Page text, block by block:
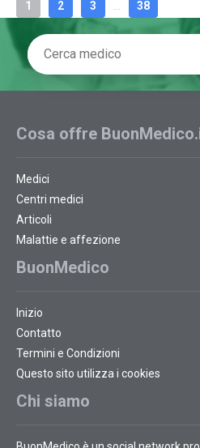
1 2 3 38
Cosa offre
Medici
Centri medici
Articoli
Malattie e affezione
BuonMedico
Inizio
Contatto
Termini e Condizioni
Questo sito utilizza i cookies
Chi siamo